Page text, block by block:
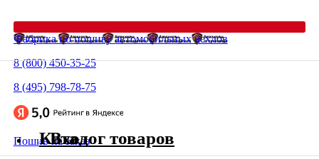
Фабрика по пошиву автомобильных чехлов
8 (800) 450-35-25
8 (495) 798-78-75
Пошив на заказ
Каталог товаров
Вход